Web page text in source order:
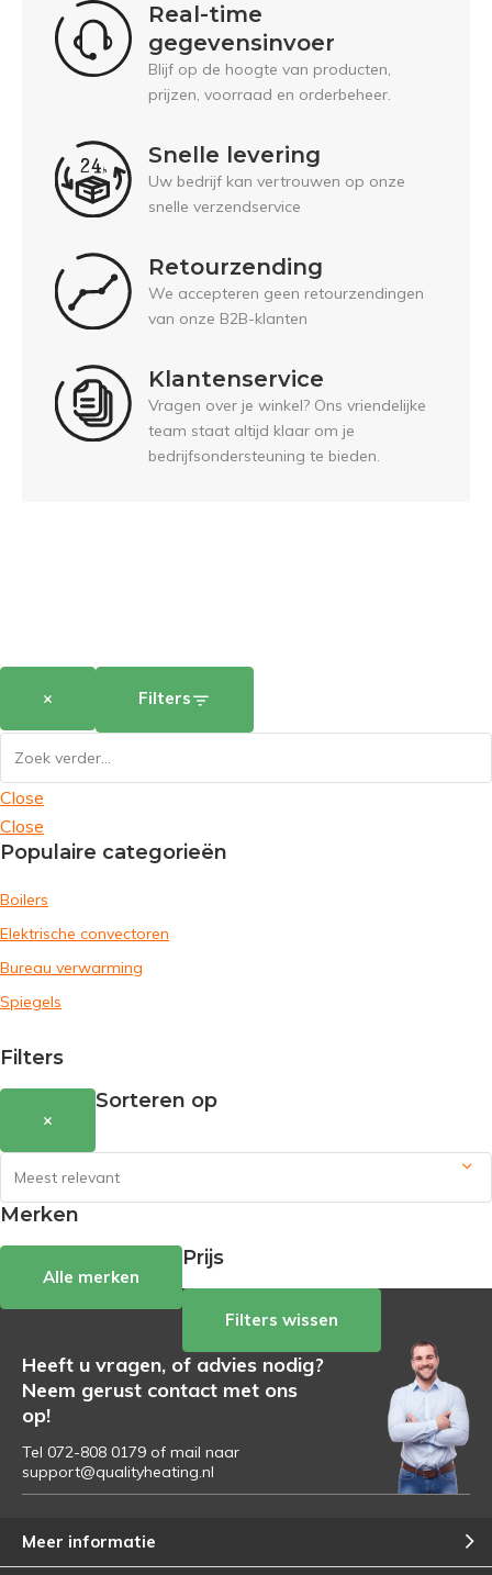
Real-time
gegevensinvoer
Blijf op de hoogte van producten,
prijzen, voorraad en orderbeheer.
Snelle levering
Uw bedrijf kan vertrouwen op onze
snelle verzendservice
Retourzending
We accepteren geen retourzendingen
van onze B2B-klanten
Klantenservice
Vragen over je winkel? Ons vriendelijke
team staat altijd klaar om je
bedrijfsondersteuning te bieden.
× Filters
Close
Close
Populaire categorieën
Boilers
Elektrische convectoren
Bureau verwarming
Spiegels
Filters
×
Sorteren op
Merken
Alle merken
Prijs
Filters wissen
Heeft u vragen, of advies nodig?
Neem gerust contact met ons
op!
Tel 072-808 0179 of mail naar
support@qualityheating.nl
Meer informatie